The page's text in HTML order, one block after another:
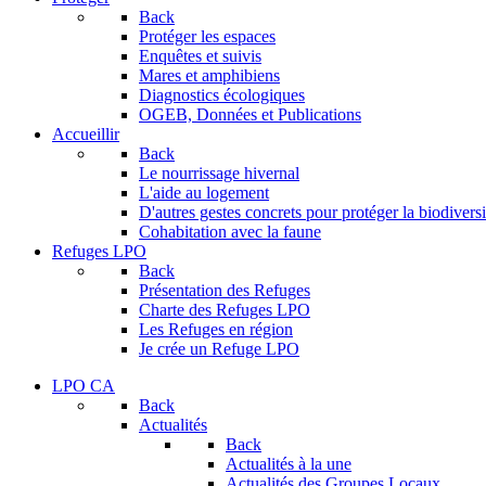
Back
Protéger les espaces
Enquêtes et suivis
Mares et amphibiens
Diagnostics écologiques
OGEB, Données et Publications
Accueillir
Back
Le nourrissage hivernal
L'aide au logement
D'autres gestes concrets pour protéger la
Cohabitation avec la faune
Refuges LPO
Back
Présentation des Refuges
Charte des Refuges LPO
Les Refuges en région
Je crée un Refuge LPO
LPO CA
Back
Actualités
Back
Actualités à la une